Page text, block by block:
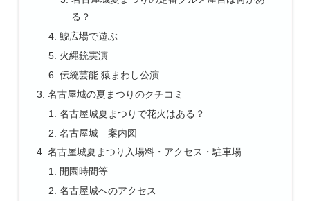
る？
鯱広場で遊ぶ
火縄銃実演
伝統芸能 猿まわし公演
名古屋城の夏まつりのクチコミ
名古屋城夏まつりで花火はある？
名古屋城 案内図
名古屋城夏まつり入場料・アクセス・駐車場
開園時間等
名古屋城へのアクセス